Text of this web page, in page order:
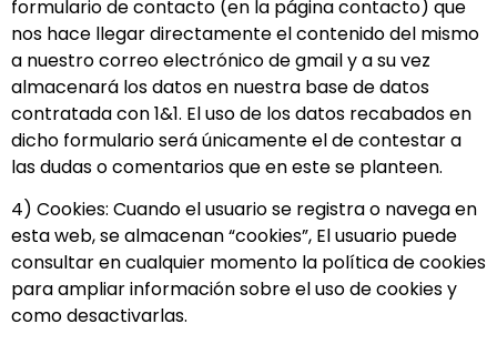
formulario de contacto (en la página contacto) que
nos hace llegar directamente el contenido del mismo
a nuestro correo electrónico de gmail y a su vez
almacenará los datos en nuestra base de datos
contratada con 1&1. El uso de los datos recabados en
dicho formulario será únicamente el de contestar a
las dudas o comentarios que en este se planteen.
4) Cookies: Cuando el usuario se registra o navega en
esta web, se almacenan “cookies”, El usuario puede
consultar en cualquier momento la política de cookies
para ampliar información sobre el uso de cookies y
como desactivarlas.